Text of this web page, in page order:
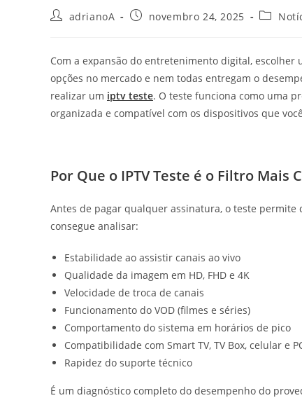
AutoradrianoA
Postnovembro 24, 2025
Com a expansão do entretenimento digital,
opções no mercado e nem todas entregam o
realizar um iptv teste. O teste funciona como uma
organizada e compatível com os dispositivos que
Por Que o IPTV Teste é o Filtro Mais
Antes de pagar qualquer assinatura, o teste permite
consegue analisar:
Estabilidade ao assistir canais ao vivo
Qualidade da imagem em HD, FHD e 4K
Velocidade de troca de canais
Funcionamento do VOD (filmes e séries)
Comportamento do sistema em horários de pico
Compatibilidade com Smart TV, TV Box, celular e
Rapidez do suporte técnico
É um diagnóstico completo do desempenho do